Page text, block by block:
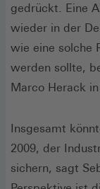
gedrückt. Eine
wieder in der
wie eine solche
werden sollte,
Marco Herack in
Insgesamt
2009, der
sichern, sagt